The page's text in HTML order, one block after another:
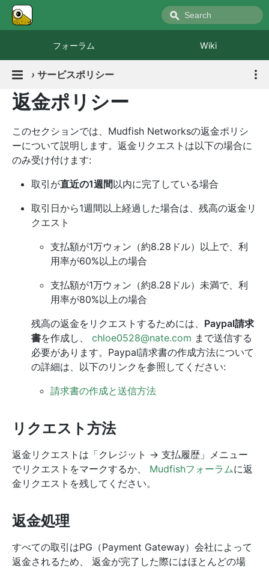
フォーラム Wiki
› サービスポリシー
返金ポリシー
このセクションでは、Mudfish Networksの返金ポリシ
ーについて説明します。返金リクエストは以下の場合に
のみ受け付けます:
取引が直近の1週間以内に完了している場合
取引日から1週間以上経過した場合は、残高の返金リ
クエスト
支払額が1万ウォン（約8.28ドル）以上で、利
用率が60%以上の場合
支払額が1万ウォン（約8.28ドル）未満で、利
用率が80%以上の場合
残高の返金をリクエストするためには、 Paypal請求
書を作成し、 chloe0528@nate.com まで送信する
必要があります。Paypal請求書の作成方法について
の詳細は、以下のリンクを参照してください:
請求書の作成と送信方法
リクエスト方法
返金リクエストは「クレジット -> 支払履歴」メニュー
でリクエストをマークするか、 Mudfishフォーラムに返
金リクエストを残してください。
返金処理
すべての取引はPG（Payment Gateway）会社によって
返金されるため、 返金が完了した際にはほとんどの場